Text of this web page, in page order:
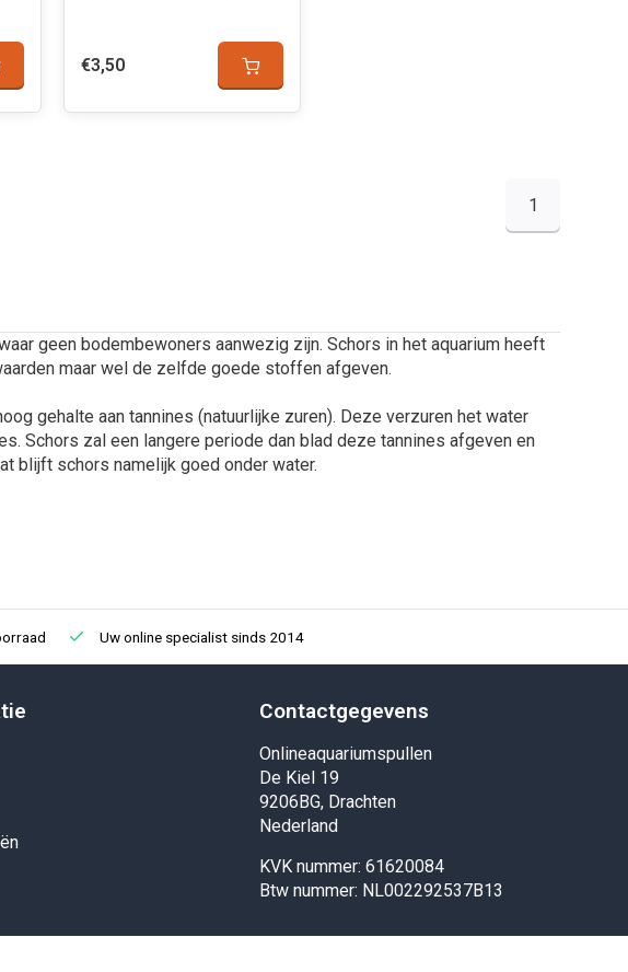
€3,50
1
geen bodembewoners aanwezig zijn. Schors in het aquarium heeft
maar wel de zelfde goede stoffen afgeven.
gehalte aan tannines (natuurlijke zuren). Deze verzuren het water
Schors zal een langere periode dan blad deze tannines afgeven en
blijft schors namelijk goed onder water.
Uw online specialist sinds 2014
Contactgegevens
Onlineaquariumspullen
De Kiel 19
9206BG, Drachten
Nederland
KVK nummer: 61620084
Btw nummer: NL002292537B13